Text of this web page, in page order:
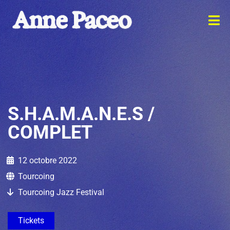
S.H.A.M.A.N.E.S /
COMPLET
12 octobre 2022
Tourcoing
Tourcoing Jazz Festival
Tickets